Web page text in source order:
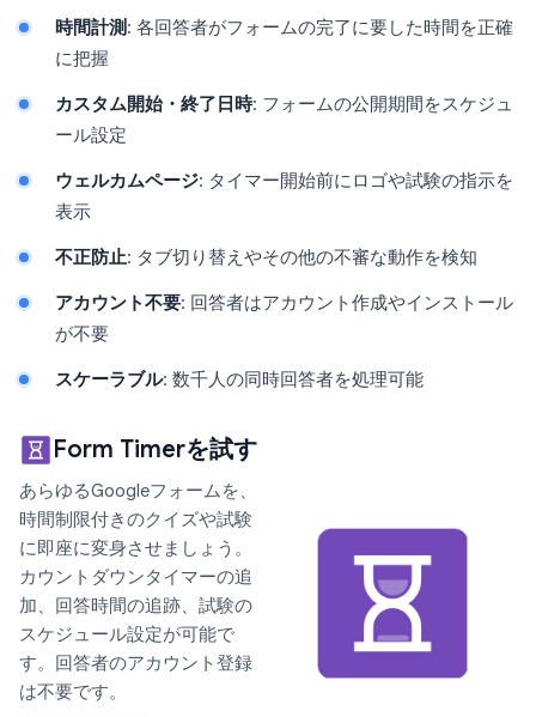
時間計測: 各回答者がフォームの完了に要した時間を正確
に把握
カスタム開始・終了日時: フォームの公開期間をスケジュ
ール設定
ウェルカムページ: タイマー開始前にロゴや試験の指示を
表示
不正防止: タブ切り替えやその他の不審な動作を検知
アカウント不要: 回答者はアカウント作成やインストール
が不要
スケーラブル: 数千人の同時回答者を処理可能
Form Timerを試す
あらゆるGoogleフォームを、
時間制限付きのクイズや試験
に即座に変身させましょう。
カウントダウンタイマーの追
加、回答時間の追跡、試験の
スケジュール設定が可能で
す。回答者のアカウント登録
は不要です。